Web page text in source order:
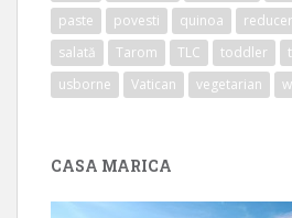
paste
povesti quinoa
salată
Tarom TLC toddler
usborne
Vatican vegetarian
CASA MARICA